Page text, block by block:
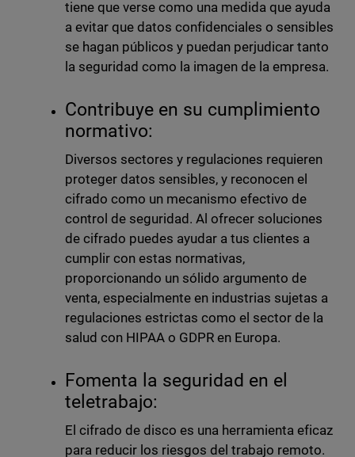
tiene que verse como una medida que ayuda
a evitar que datos confidenciales o sensibles
se hagan públicos y puedan perjudicar tanto
la seguridad como la imagen de la empresa.
Contribuye en su cumplimiento
normativo:
Diversos sectores y regulaciones requieren
proteger datos sensibles, y reconocen el
cifrado como un mecanismo efectivo de
control de seguridad. Al ofrecer soluciones
de cifrado puedes ayudar a tus clientes a
cumplir con estas normativas,
proporcionando un sólido argumento de
venta, especialmente en industrias sujetas a
regulaciones estrictas como el sector de la
salud con HIPAA o GDPR en Europa.
Fomenta la seguridad en el
teletrabajo:
El cifrado de disco es una herramienta eficaz
para reducir los riesgos del trabajo remoto.